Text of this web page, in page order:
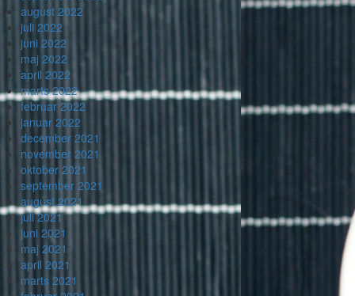
august 2022
juli 2022
juni 2022
maj 2022
april 2022
marts 2022
februar 2022
januar 2022
december 2021
november 2021
oktober 2021
september 2021
august 2021
juli 2021
juni 2021
maj 2021
april 2021
marts 2021